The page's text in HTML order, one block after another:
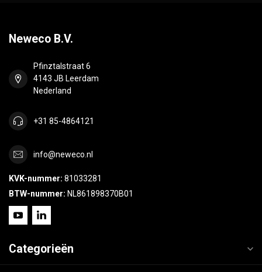
Neweco B.V.
Pfinztalstraat 6
4143 JB Leerdam
Nederland
+31 85-4864121
info@neweco.nl
KVK-nummer: 81033281
BTW-nummer: NL861898370B01
Categorieën